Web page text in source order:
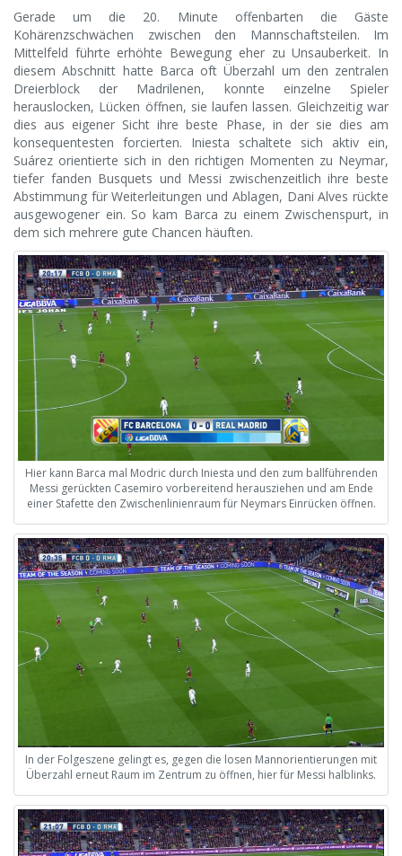
Gerade um die 20. Minute offenbarten die Gäste
Kohärenzschwächen zwischen den Mannschaftsteilen. Im
Mittelfeld führte erhöhte Bewegung eher zu Unsauberkeit. In
diesem Abschnitt hatte Barca oft Überzahl um den zentralen
Dreierblock der Madrilenen, konnte einzelne Spieler
herauslocken, Lücken öffnen, sie laufen lassen. Gleichzeitig war
dies aus eigener Sicht ihre beste Phase, in der sie dies am
konsequentesten forcierten. Iniesta schaltete sich aktiv ein,
Suárez orientierte sich in den richtigen Momenten zu Neymar,
tiefer fanden Busquets und Messi zwischenzeitlich ihre beste
Abstimmung für Weiterleitungen und Ablagen, Dani Alves rückte
ausgewogener ein. So kam Barca zu einem Zwischenspurt, in
dem sich mehrere gute Chancen häuften.
Hier kann Barca mal Modric durch Iniesta und den zum ballführenden
Messi gerückten Casemiro vorbereitend herausziehen und am Ende
einer Stafette den Zwischenlinienraum für Neymars Einrücken öffnen.
In der Folgeszene gelingt es, gegen die losen Mannorientierungen mit
Überzahl erneut Raum im Zentrum zu öffnen, hier für Messi halblinks.